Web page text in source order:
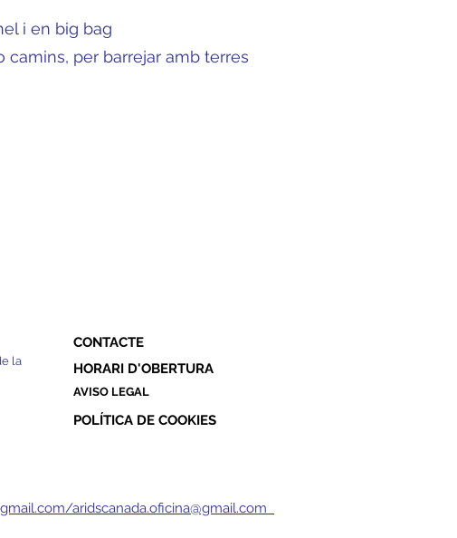
i en big bag
camins, per barrejar amb terres
la
CONTACTE
HORARI D'OBERTURA
AVISO LEGAL
POLÍTICA DE COOKIES
aridscanada.oficina@gmail.com